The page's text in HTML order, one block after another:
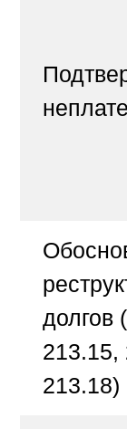
долгов
213.15,
213.18)